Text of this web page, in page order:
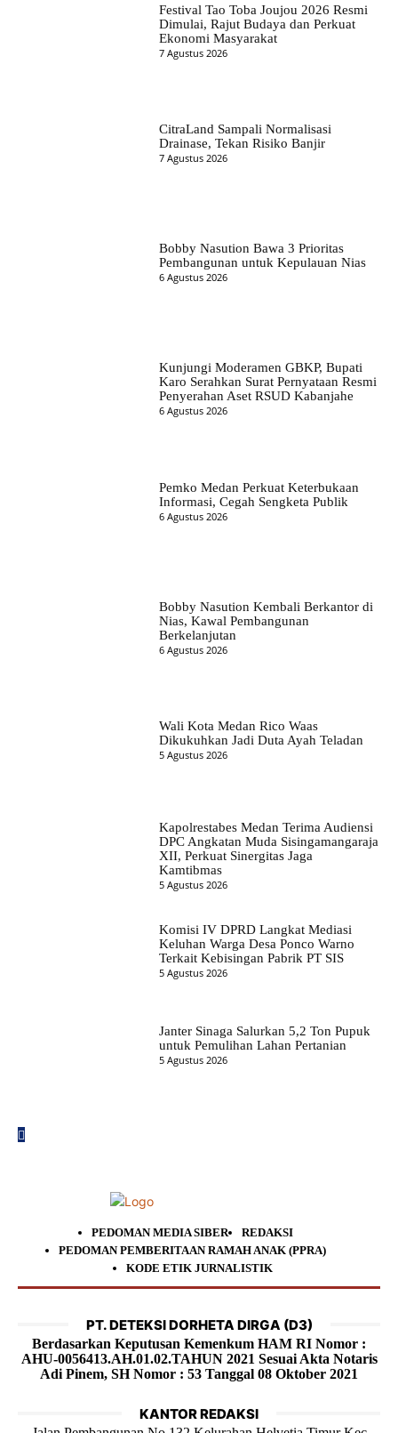
Festival Tao Toba Joujou 2026 Resmi
Dimulai, Rajut Budaya dan Perkuat
Ekonomi Masyarakat
7 Agustus 2026
CitraLand Sampali Normalisasi
Drainase, Tekan Risiko Banjir
7 Agustus 2026
Bobby Nasution Bawa 3 Prioritas
Pembangunan untuk Kepulauan Nias
6 Agustus 2026
Kunjungi Moderamen GBKP, Bupati
Karo Serahkan Surat Pernyataan Resmi
Penyerahan Aset RSUD Kabanjahe
6 Agustus 2026
Pemko Medan Perkuat Keterbukaan
Informasi, Cegah Sengketa Publik
6 Agustus 2026
Bobby Nasution Kembali Berkantor di
Nias, Kawal Pembangunan
Berkelanjutan
6 Agustus 2026
Wali Kota Medan Rico Waas
Dikukuhkan Jadi Duta Ayah Teladan
5 Agustus 2026
Kapolrestabes Medan Terima Audiensi
DPC Angkatan Muda Sisingamangaraja
XII, Perkuat Sinergitas Jaga
Kamtibmas
5 Agustus 2026
Komisi IV DPRD Langkat Mediasi
Keluhan Warga Desa Ponco Warno
Terkait Kebisingan Pabrik PT SIS
5 Agustus 2026
Janter Sinaga Salurkan 5,2 Ton Pupuk
untuk Pemulihan Lahan Pertanian
5 Agustus 2026
PEDOMAN MEDIA SIBER
REDAKSI
PEDOMAN PEMBERITAAN RAMAH ANAK (PPRA)
KODE ETIK JURNALISTIK
PT. DETEKSI DORHETA DIRGA (D3)
Berdasarkan Keputusan Kemenkum HAM RI Nomor :
AHU-0056413.AH.01.02.TAHUN 2021 Sesuai Akta Notaris
Adi Pinem, SH Nomor : 53 Tanggal 08 Oktober 2021
KANTOR REDAKSI